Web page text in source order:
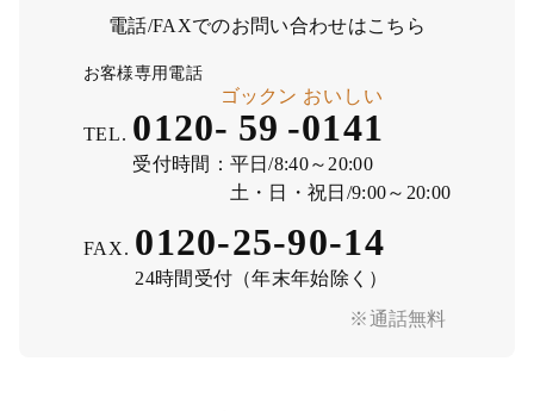
電話/FAXでのお問い合わせはこちら
※通話無料
お客様専用電話
TEL. 0120- 59
ゴックン
-0141
おいしい
受付時間： 平日/8:40～20:00
土・日・祝日/9:00～20:00
FAX. 0120-25-90-14
24時間受付（年末年始除く）